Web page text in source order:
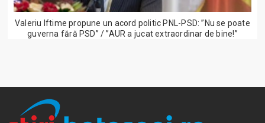
Valeriu Iftime propune un acord politic PNL-PSD: ”Nu se poate
guverna fără PSD” / ”AUR a jucat extraordinar de bine!”